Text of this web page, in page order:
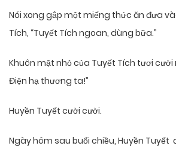
Nói xong gắp một miếng thức ăn đưa
Tích, “Tuyết Tích ngoan, dùng bữa.”
Khuôn mặt nhỏ của Tuyết Tích tươi cười
Điện hạ thương ta!”
Huyền Tuyết cười cười.
Ngày hôm sau buổi chiều, Huyền